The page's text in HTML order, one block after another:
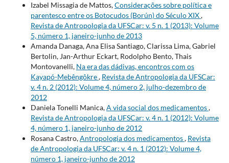
Izabel Missagia de Mattos,Considerações sobre política e
parentesco entre os Botocudos (Borún) do Século XIX,
Revista de Antropologia da UFSCar: v. 5 n. 1 (2013): Volume
5, número 1, janeiro-junho de 2013
Amanda Danaga, Ana Elisa Santiago, Clarissa Lima, Gabriel
Bertolin, Jan-Arthur Eckart, Rodolpho Bento, Thais
Montovanelli, Na era das dádivas, encontros com os
Kayapó-Mebêngôkre, Revista de Antropologia da UFSCar:
v. 4 n. 2 (2012): Volume 4, número 2, julho-dezembro de
2012
Daniela Tonelli Manica,A vida social dos medicamentos,
Revista de Antropologia da UFSCar: v. 4 n. 1 (2012): Volume
4, número 1, janeiro-junho de 2012
Rosana Castro,Antropologia dos medicamentos, Revista
de Antropologia da UFSCar: v. 4 n. 1 (2012): Volume 4,
número 1, janeiro-junho de 2012